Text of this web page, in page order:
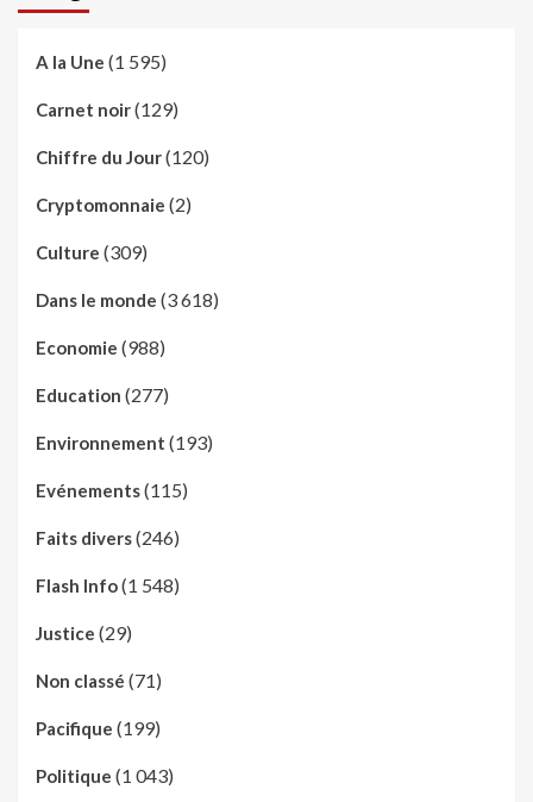
A la Une (1 595)
Carnet noir(129)
Chiffre du Jour(120)
Cryptomonnaie (2)
Culture (309)
Dans le monde (3 618)
Economie (988)
Education (277)
Environnement (193)
Evénements(115)
Faits divers(246)
Flash Info(1 548)
Justice (29)
Non classé (71)
Pacifique (199)
Politique (1 043)